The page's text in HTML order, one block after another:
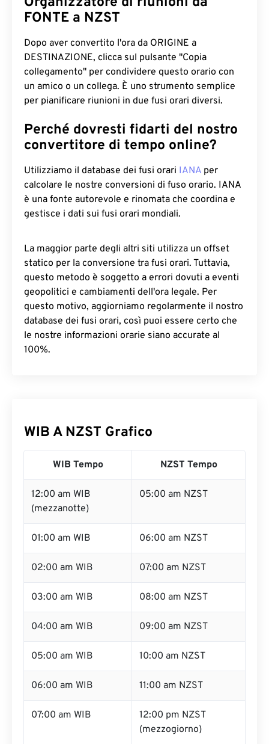
FONTE a NZST
Dopo aver convertito l'ora da ORIGINE a
DESTINAZIONE, clicca sul pulsante "Copia
collegamento" per condividere questo orario con
un amico o un collega. È uno strumento semplice
per pianificare riunioni in due fusi orari diversi.
Perché dovresti fidarti del nostro
convertitore di tempo online?
Utilizziamo il database dei fusi orari IANA per
calcolare le nostre conversioni di fuso orario. IANA
è una fonte autorevole e rinomata che coordina e
gestisce i dati sui fusi orari mondiali.
La maggior parte degli altri siti utilizza un offset
statico per la conversione tra fusi orari. Tuttavia,
questo metodo è soggetto a errori dovuti a eventi
geopolitici e cambiamenti dell'ora legale. Per
questo motivo, aggiorniamo regolarmente il nostro
database dei fusi orari, così puoi essere certo che
le nostre informazioni orarie siano accurate al
100%.
WIB A NZST Grafico
WIB Tempo NZST Tempo
12:00 am WIB
(mezzanotte)
05:00 am NZST
01:00 am WIB 06:00 am NZST
02:00 am WIB 07:00 am NZST
03:00 am WIB 08:00 am NZST
04:00 am WIB 09:00 am NZST
05:00 am WIB 10:00 am NZST
06:00 am WIB 11:00 am NZST
07:00 am WIB
12:00 pm NZST
(mezzogiorno)